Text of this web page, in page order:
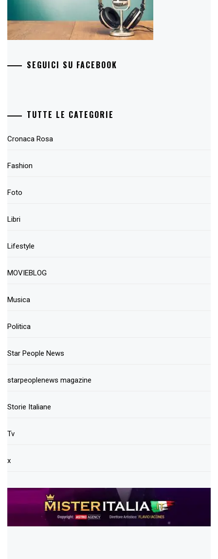
SEGUICI SU FACEBOOK
TUTTE LE CATEGORIE
Cronaca Rosa
Fashion
Foto
Libri
Lifestyle
MOVIEBLOG
Musica
Politica
Star People News
starpeoplenews magazine
Storie Italiane
Tv
x